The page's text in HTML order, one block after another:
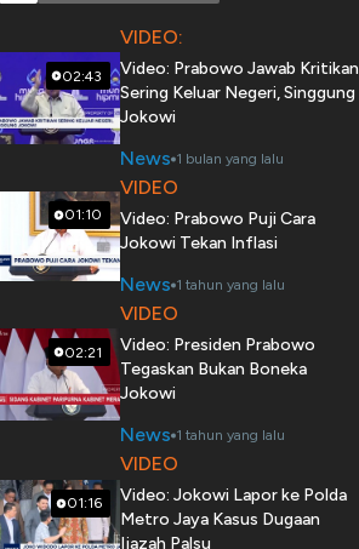
02:43
VIDEO:
Video: Prabowo Jawab Kritikan
Sering Keluar Negeri, Singgung
Jokowi
News 1 bulan yang lalu
01:10
VIDEO
Video: Prabowo Puji Cara
Jokowi Tekan Inflasi
News 1 tahun yang lalu
02:21
VIDEO
Video: Presiden Prabowo
Tegaskan Bukan Boneka
Jokowi
News 1 tahun yang lalu
01:16
VIDEO
Video: Jokowi Lapor ke Polda
Metro Jaya Kasus Dugaan
Ijazah Palsu